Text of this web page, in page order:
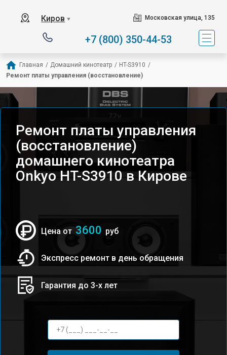
Киров ▼ Московская улица, 135
+7 (800) 350-44-53
Главная / Домашний кинотеатр / HT-S3910 /
Ремонт платы управления (восстановление)
Ремонт платы управления
(восстановление)
домашнего кинотеатра
Onkyo HT-S3910 в Кирове
Цена от 3600 руб
Экспресс ремонт в день обращения
Гарантия до 3-х лет